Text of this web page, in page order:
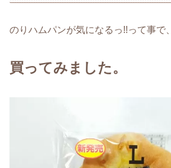
のりハムパンが気になるっ!!って事で、
買ってみました。